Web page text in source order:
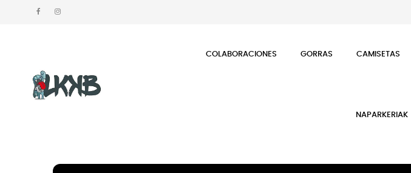
COLABORACIONES GORRAS CAMISETAS
NAPARKERIAK